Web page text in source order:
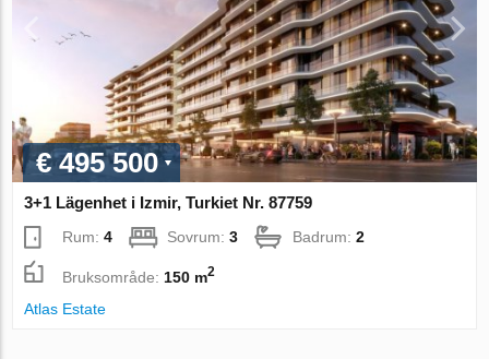
€ 495 500
3+1 Lägenhet i Izmir, Turkiet Nr. 87759
Rum:4 Sovrum:3 Badrum:2
Bruksområde: 150 m2
Atlas Estate